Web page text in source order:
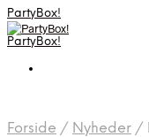
PartyBox!
PartyBox!
Forside / Nyheder /